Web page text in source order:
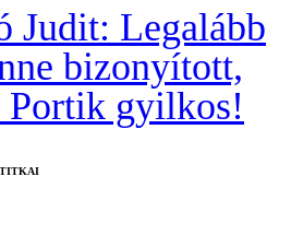
Judit: Legalább
bizonyított,
Portik gyilkos!